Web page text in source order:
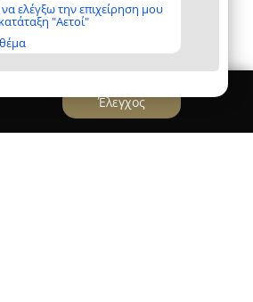
ελέγξω την επιχείρηση μου
"Αετοί"
Έλεγχος